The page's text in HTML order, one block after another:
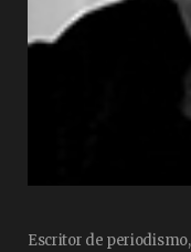
Escritor de